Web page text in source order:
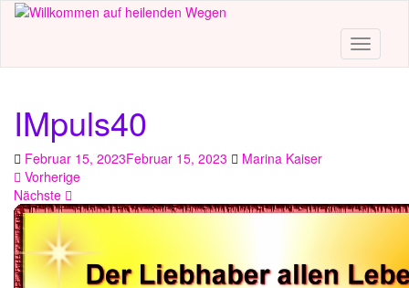
Skip
content
Toggle
IMpuls40
Februar 15, 2023Februar 15, 2023
Marina Kaiser
Vorherige
Nächste